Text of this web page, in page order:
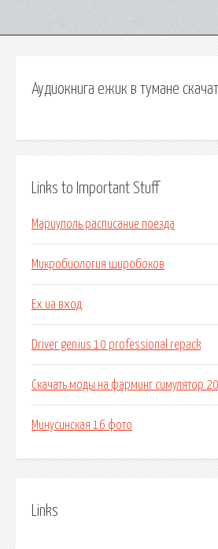
Аудиокнига ежик в тумане
Links to Important Stuff
Мариуполь расписание поезда
Микробиология широбоков
Ex ua вход
Driver genius 10 professional repack
Скачать моды на фарминг симулятор
Минусинская 16 фото
Links